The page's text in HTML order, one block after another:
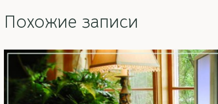
Похожие записи